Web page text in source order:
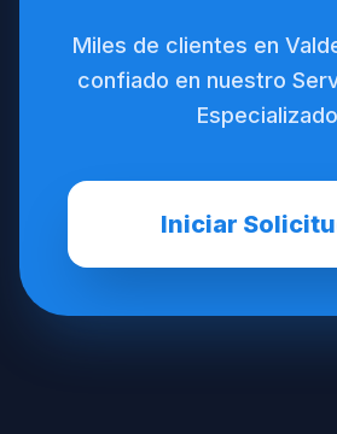
Miles de clientes en
confiado en nuestro
Iniciar